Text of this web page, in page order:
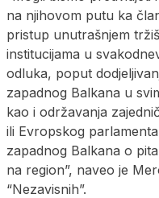
na njihovom putu ka
pristup unutrašnjem
institucijama u
odluka, poput
zapadnog Balkana u
kao i održavanja
ili Evropskog
zapadnog Balkana o
na region”, naveo je
“Nezavisnih”.